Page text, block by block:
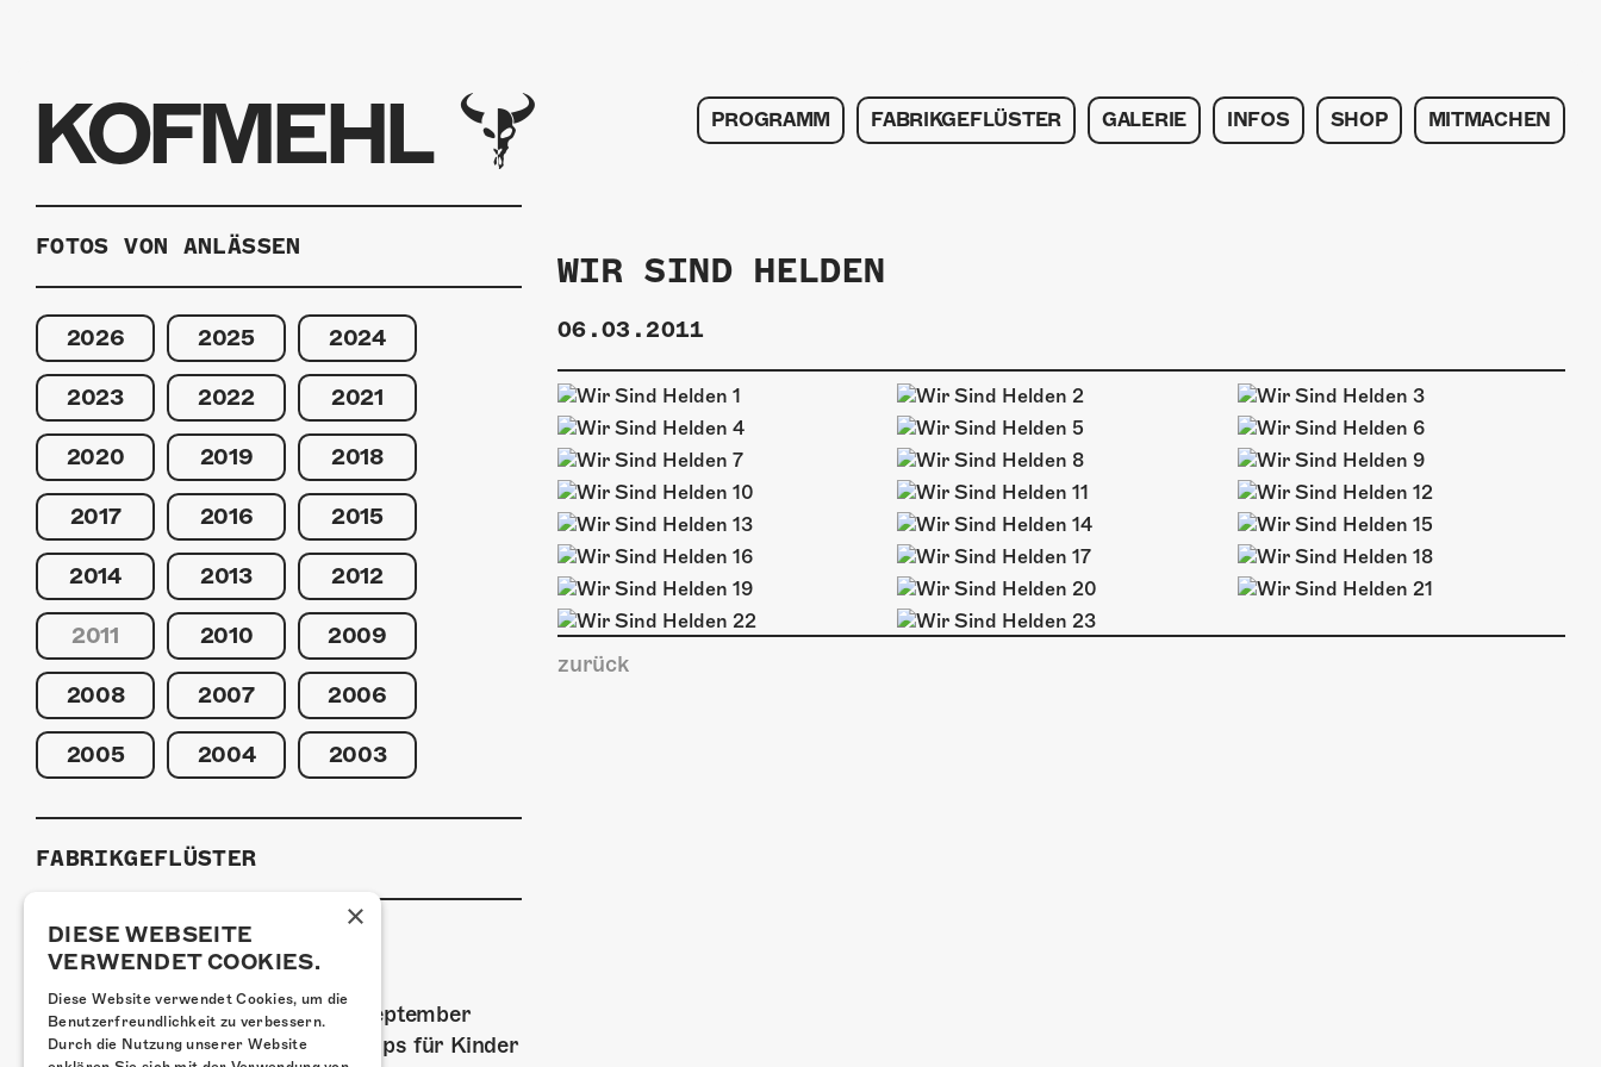
KOFMEHL PROGRAMM FABRIKGEFLÜSTER GALERIE INFOS SHOP MITMACHEN
WIR SIND HELDEN
06.03.2011
zurück
FOTOS VON ANLÄSSEN
2026 2025 2024
2023 2022 2021
2020 2019 2018
2017 2016 2015
2014 2013 2012
2011 2010 2009
2008 2007 2006
2005 2004 2003
FABRIKGEFLÜSTER
Spray dein eigenes Graffiti! Im September
führen wir zwei Graffiti-Workshops für Kinder
×
DIESE WEBSEITE
VERWENDET COOKIES.
Diese Website verwendet Cookies, um die
Benutzerfreundlichkeit zu verbessern.
Durch die Nutzung unserer Website